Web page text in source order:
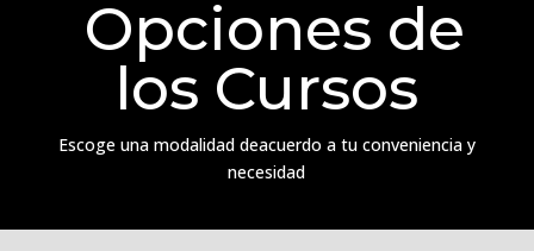
Opciones de
los Cursos
Escoge una modalidad deacuerdo a tu conveniencia y
necesidad